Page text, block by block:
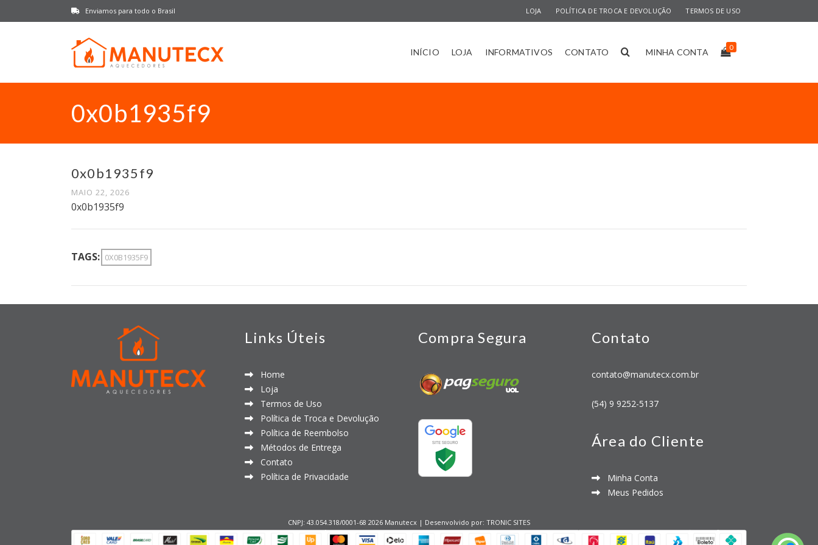
Enviamos para todo o Brasil LOJA POLÍTICA DE TROCA E DEVOLUÇÃO TERMOS DE USO
INÍCIO LOJA INFORMATIVOS CONTATO MINHA CONTA 0
0x0b1935f9
0x0b1935f9
MAIO 22, 2026
0x0b1935f9
TAGS: 0X0B1935F9
Links Úteis
Home
Loja
Termos de Uso
Política de Troca e Devolução
Política de Reembolso
Métodos de Entrega
Contato
Política de Privacidade
Compra Segura Contato
contato@manutecx.com.br
(54) 9 9252-5137
Área do Cliente
Minha Conta
Meus Pedidos
CNPJ: 43.054.318/0001-68 2026 Manutecx | Desenvolvido por: TRONIC SITES